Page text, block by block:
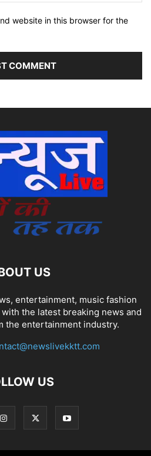
website in this browser for the
US
entertainment, music fashion
the latest breaking news and
the entertainment industry.
US